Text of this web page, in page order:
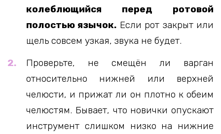
колеблющийся перед ротовой
полостью язычок. Если рот закрыт или
щель совсем узкая, звука не будет.
Проверьте, не смещён ли варган
относительно нижней или верхней
челюсти, и прижат ли он плотно к обеим
челюстям. Бывает, что новички опускают
инструмент слишком низко на нижние